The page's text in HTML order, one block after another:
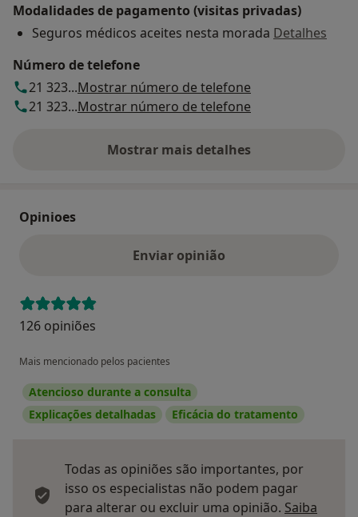
Modalidades de pagamento (visitas privadas)
Seguros médicos aceites nesta morada Detalhes
Número de telefone
21 323...Mostrar número de telefone
21 323...Mostrar número de telefone
Mostrar mais detalhes
sobre o endereço
Opinioes
Enviar opinião
126 opiniões
Mais mencionado pelos pacientes
Atencioso durante a consulta
Explicações detalhadas
Eficácia do tratamento
Todas as opiniões são importantes, por
isso os especialistas não podem pagar
para alterar ou excluir uma opinião. Saiba